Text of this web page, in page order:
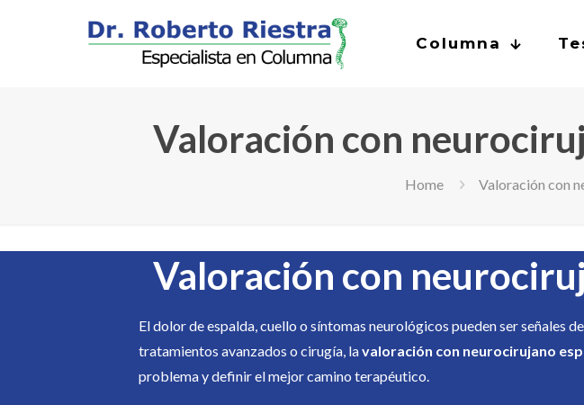
Columna
Valoración con
Home Valoración con
Valoración con
El dolor de espalda, cuello o síntomas neurológicos pueden ser señales
tratamientos avanzados o cirugía, lavaloración con neurocirujano
problema y definir el mejor camino terapéutico.